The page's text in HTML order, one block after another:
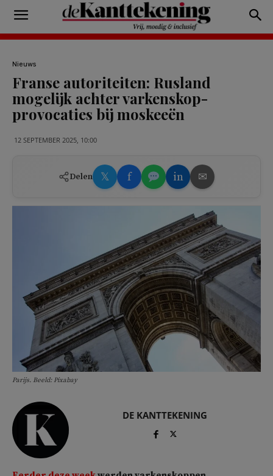
Nieuws
Franse autoriteiten: Rusland
mogelijk achter varkenskop-
provocaties bij moskeeën
12 SEPTEMBER 2025, 10:00
Delen 𝕏 f in ✉
Parijs. Beeld: Pixabay
DE KANTTEKENING